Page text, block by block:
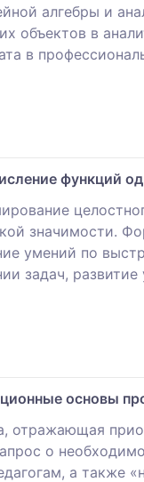
алгебры и
объектов в
в
функций
значимости.
умений по
задач,
основы
отражающая
о
а также